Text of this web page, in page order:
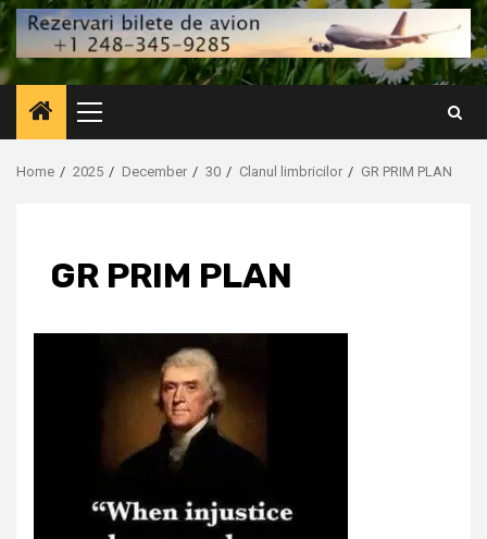
Primary
Menu
Home 2025 December 30 Clanul limbricilor GR PRIM PLAN
GR PRIM PLAN